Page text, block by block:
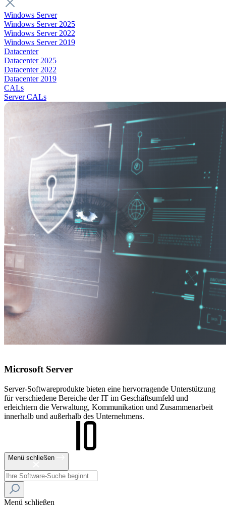
Windows Server
Windows Server 2025
Windows Server 2022
Windows Server 2019
Datacenter
Datacenter 2025
Datacenter 2022
Datacenter 2019
CALs
Server CALs
Microsoft Server
Server-Softwareprodukte bieten eine hervorragende Unterstützung
für verschiedene Bereiche der IT im Geschäftsumfeld und
erleichtern die Verwaltung, Kommunikation und Zusammenarbeit
innerhalb und außerhalb des Unternehmens.
Menü schließen
Menü schließen